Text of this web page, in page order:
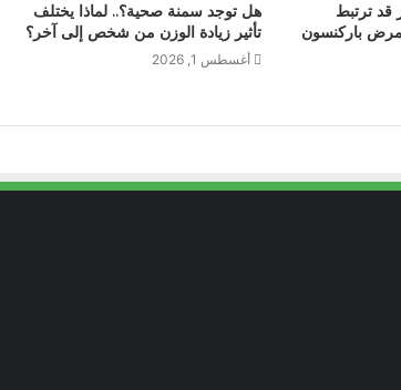
قد ترتبط
باركنسون
هل توجد سمنة صحية؟.. لماذا يختلف
تأثير زيادة الوزن من شخص إلى آخر؟
أغسطس 1, 2026